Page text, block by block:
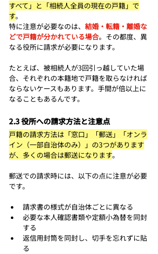
すべて」と「相続人全員の現在の戸籍」で
す。
特に注意が必要なのは、 結婚・転籍・離婚な
どで戸籍が分かれている場合。その都度、異
なる役所に請求が必要になります。
たとえば、被相続人が3回引っ越していた場
合、それぞれの本籍地で戸籍を取らなければ
ならないケースもあります。手間が倍以上に
なることもあるんです。
2.3 役所への請求方法と注意点
戸籍の請求方法は「窓口」「郵送」「オンラ
イン（一部自治体のみ）」の3つがあります
が、多くの場合は郵送になります。
郵送での請求時には、以下の点に注意が必要
です。
請求書の様式が自治体ごとに異なる
必要な本人確認書類や定額小為替を同封
する
返信用封筒を同封し、切手を忘れずに貼
る